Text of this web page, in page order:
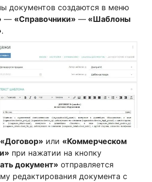
документов создаются в меню
— «Справочники» — «Шаблоны
.
«Договор» или «Коммерческом
при нажатии на кнопку
документ» отправляется
редактирования документа с